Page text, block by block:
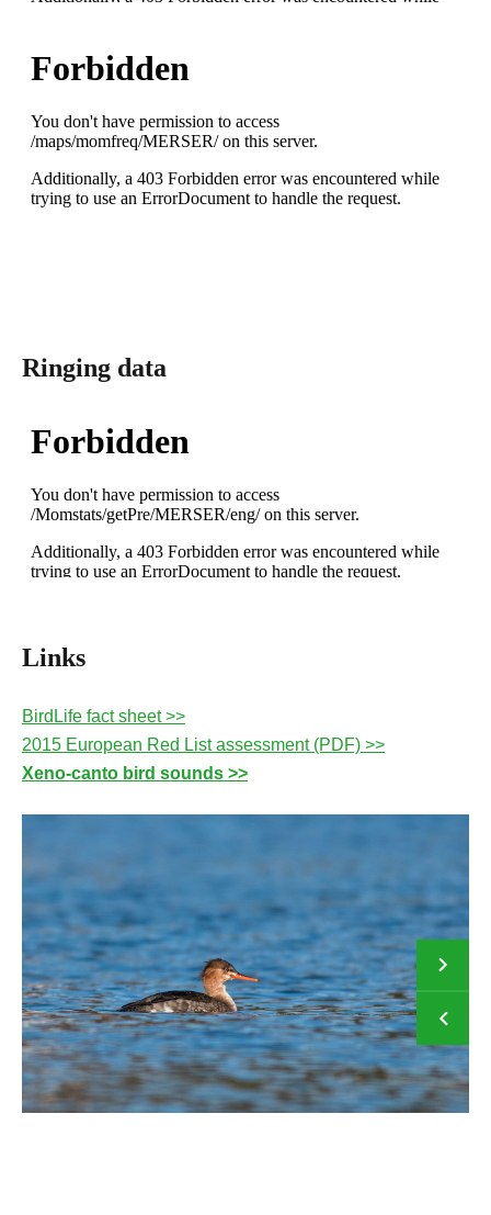
Ringing data
Links
BirdLife fact sheet >>
2015 European Red List assessment (PDF) >>
Xeno-canto bird sounds >>